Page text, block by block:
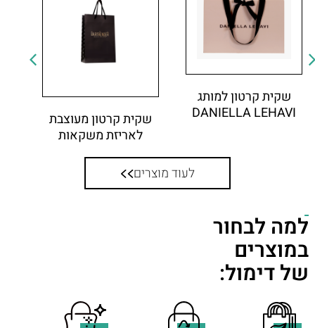
שקית קרטון למותג
DANIELLA LEHAVI
שקית קרטון מעוצבת
לאריזת משקאות
לעוד מוצרים
למה לבחור
במוצרים
של דימול: